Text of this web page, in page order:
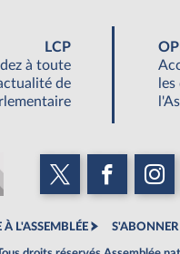
LCP
à toute
de
L'ASSEMBLÉE S'ABONNER